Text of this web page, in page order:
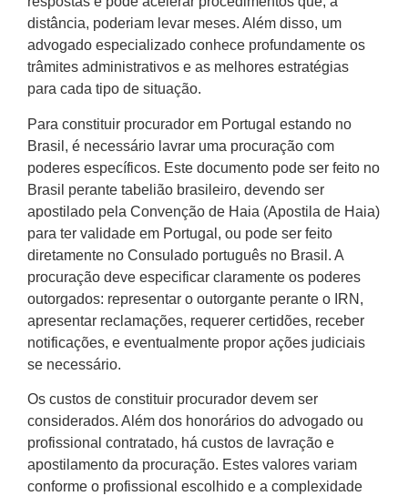
distância, poderiam levar meses. Além disso, um
advogado especializado conhece profundamente os
trâmites administrativos e as melhores estratégias
para cada tipo de situação.
Para constituir procurador em Portugal estando no
Brasil, é necessário lavrar uma procuração com
poderes específicos. Este documento pode ser feito no
Brasil perante tabelião brasileiro, devendo ser
apostilado pela Convenção de Haia (Apostila de Haia)
para ter validade em Portugal, ou pode ser feito
diretamente no Consulado português no Brasil. A
procuração deve especificar claramente os poderes
outorgados: representar o outorgante perante o IRN,
apresentar reclamações, requerer certidões, receber
notificações, e eventualmente propor ações judiciais
se necessário.
Os custos de constituir procurador devem ser
considerados. Além dos honorários do advogado ou
profissional contratado, há custos de lavração e
apostilamento da procuração. Estes valores variam
conforme o profissional escolhido e a complexidade